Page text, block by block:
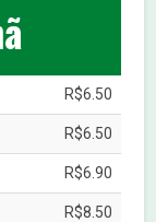
R$6.50
R$6.50
R$6.90
R$8.50